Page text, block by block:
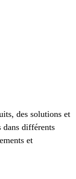
des solutions et
dans différents
et